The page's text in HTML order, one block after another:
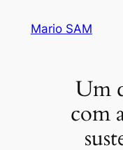
Mario SAM
Um
com